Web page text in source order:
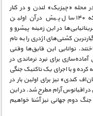
محله «چیزیک» لندن و در کنار
رودخانه‌ی آرام «تیمز» خواهد بود؛ جایی که ۱۴۰ سال پیش در آن اولین
در این زمینه پیشرو و
کشتی‌های اژدری را به نام
توانایی این قایق‌ها وقتی
برای نبرد نرماندی در
و با اجرای یک تاکتیک جنگی
کندی» نیز برای اولین بار در
در اقیانوس آرام مطرح شد. در این
جنگ دوم جهانی نیز آشنا خواهیم